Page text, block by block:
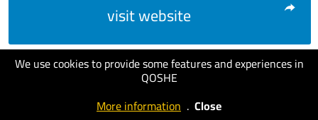
We use cookies to provide some features and experiences in
QOSHE
More information . Close
visit website